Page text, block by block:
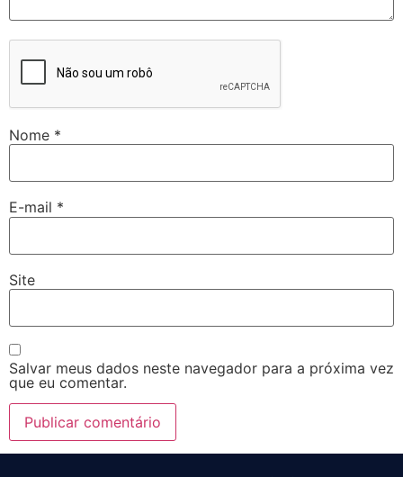
Nome *
E-mail *
Site
Salvar meus dados neste navegador para a próxima vez
que eu comentar.